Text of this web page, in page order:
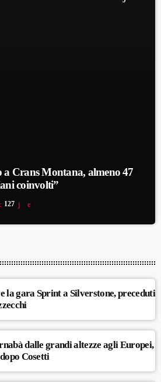
a Crans Montana, almeno 47
coinvolti”
127
la gara Sprint a Silverstone, preceduti
dalle grandi altezze agli Europei,
Cosetti